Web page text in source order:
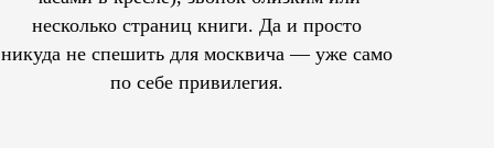
несколько страниц книги. Да и просто
никуда не спешить для москвича — уже само
по себе привилегия.